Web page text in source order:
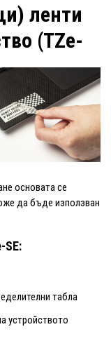
ленти
(TZe-
основата се
да бъде използван
SE:
табла
устройството